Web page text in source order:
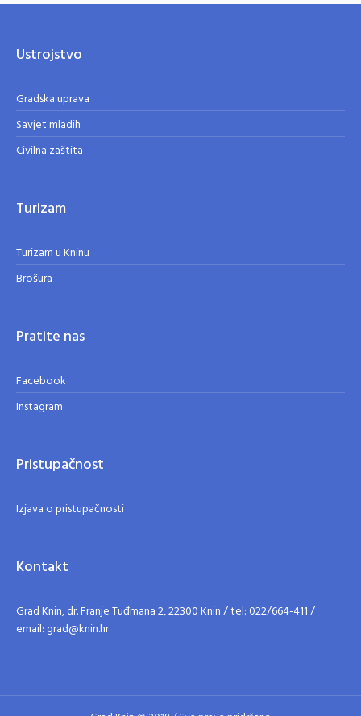
Ustrojstvo
Gradska uprava
Savjet mladih
Civilna zaštita
Turizam
Turizam u Kninu
Brošura
Pratite nas
Facebook
Instagram
Pristupačnost
Izjava o pristupačnosti
Kontakt
Grad Knin, dr. Franje Tuđmana 2, 22300 Knin / tel: 022/664-411 /
email: grad@knin.hr